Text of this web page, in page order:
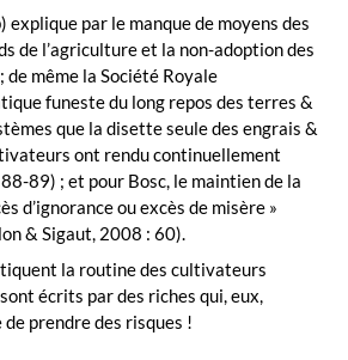
explique par le manque de moyens des
de l’agriculture et la non-adoption des
même la Société Royale
funeste du long repos des terres &
que la disette seule des engrais &
ont rendu continuellement
89) ; et pour Bosc, le maintien de la
d’ignorance ou excès de misère »
& Sigaut, 2008 : 60).
la routine des cultivateurs
écrits par des riches qui, eux,
prendre des risques !